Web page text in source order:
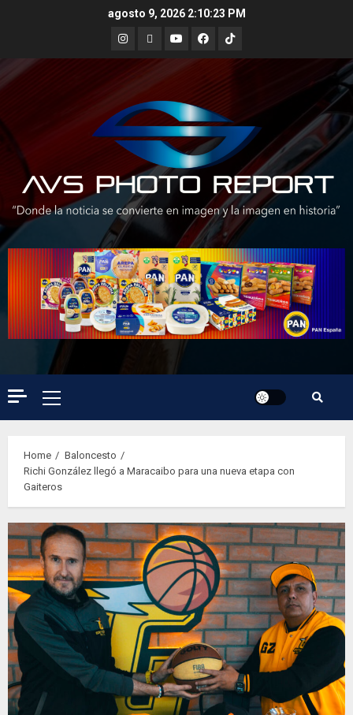
agosto 9, 2026 2:10:25 PM
Instagram
X YoutubeFacebook
TikTok
Primary
Menu
Home
Baloncesto
Richi González llegó a Maracaibo para una nueva etapa con
Gaiteros